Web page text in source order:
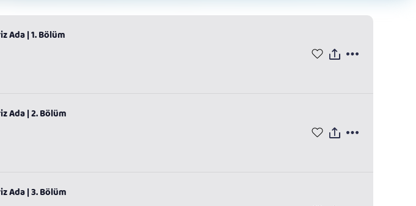
Ada | 1. Bölüm
Ada | 2. Bölüm
Ada | 3. Bölüm